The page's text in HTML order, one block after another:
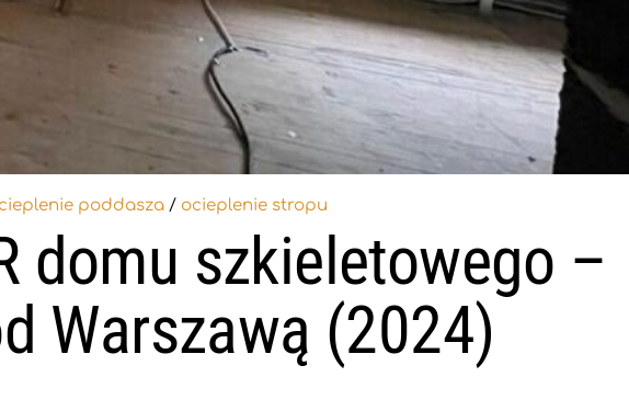
poddasza / ocieplenie stropu
domu szkieletowego –
Warszawą (2024)